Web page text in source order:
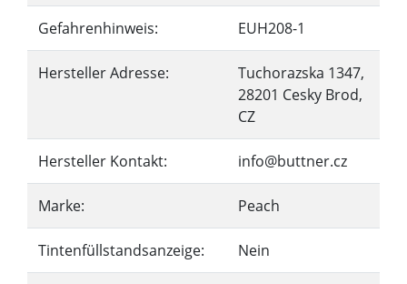
Gefahrenhinweis: EUH208-1
Hersteller Adresse:
Tuchorazska 1347,
28201 Cesky Brod,
CZ
Hersteller Kontakt: info@buttner.cz
Marke: Peach
Tintenfüllstandsanzeige: Nein